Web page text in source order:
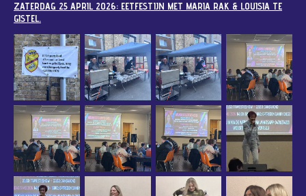
ZATERDAG 25 APRIL 2026: EETFESTIJN MET MARIA RAK & LOUISIA TE
GISTEL.